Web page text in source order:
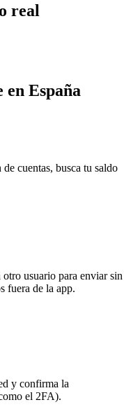
real
en España
cuentas, busca tu saldo
usuario para enviar sin
fuera de la app.
y confirma la
el 2FA).